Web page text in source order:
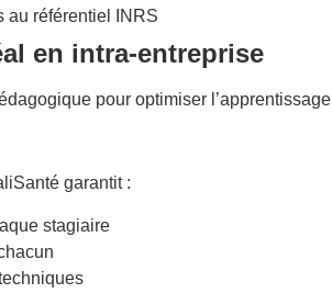
au référentiel INRS
en intra-entreprise
pour optimiser
garantit :
stagiaire